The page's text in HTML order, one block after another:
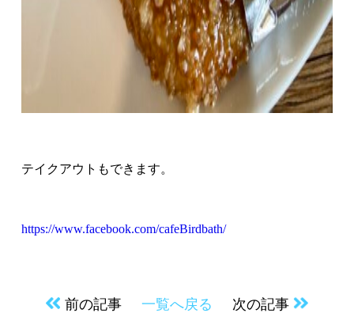
テイクアウトもできます。
https://www.facebook.com/cafeBirdbath/
前の記事 一覧へ戻る 次の記事